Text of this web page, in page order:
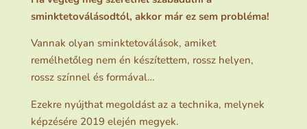
sminktetoválásodtól, akkor már ez sem probléma!
Vannak olyan sminktetoválások, amiket
remélhetőleg nem én készítettem, rossz helyen,
rossz színnel és formával…
Ezekre nyújthat megoldást az a technika, melynek
képzésére 2019 elején megyek.